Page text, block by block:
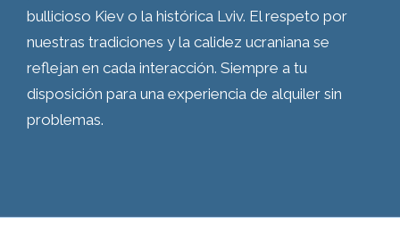
bullicioso Kiev o la histórica Lviv. El respeto por
nuestras tradiciones y la calidez ucraniana se
reflejan en cada interacción. Siempre a tu
disposición para una experiencia de alquiler sin
problemas.